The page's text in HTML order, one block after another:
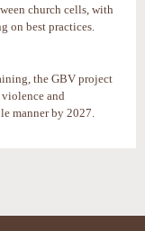
church cells, with
on best practices.
the GBV project
and
manner by 2027.